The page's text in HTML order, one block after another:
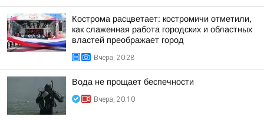
Кострома расцветает: костромичи отметили,
как слаженная работа городских и областных
властей преображает город
Вчера, 20:28
Вода не прощает беспечности
Вчера, 20:10